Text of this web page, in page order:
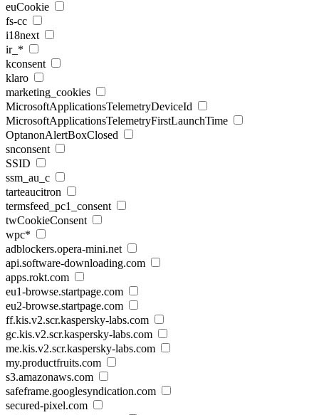
euCookie
fs-cc
i18next
ir_*
kconsent
klaro
marketing_cookies
MicrosoftApplicationsTelemetryDeviceId
MicrosoftApplicationsTelemetryFirstLaunchTime
OptanonAlertBoxClosed
snconsent
SSID
ssm_au_c
tarteaucitron
termsfeed_pc1_consent
twCookieConsent
wpc*
adblockers.opera-mini.net
api.software-downloading.com
apps.rokt.com
eu1-browse.startpage.com
eu2-browse.startpage.com
ff.kis.v2.scr.kaspersky-labs.com
gc.kis.v2.scr.kaspersky-labs.com
me.kis.v2.scr.kaspersky-labs.com
my.productfruits.com
s3.amazonaws.com
safeframe.googlesyndication.com
secured-pixel.com